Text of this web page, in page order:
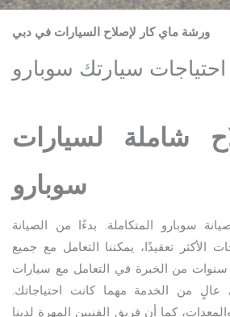
ورشة ماي كار لإصلاح السيارات في دبي
سيارتك سوبارو
شاملة لسيارات
سوبارو
سوبارو المتكاملة. بدءًا من الصيانة
الأكثر تعقيدًا، يمكننا التعامل مع جميع
سنوات من الخبرة في التعامل مع سيارات
عالٍ من الخدمة مهما كانت احتياجاتك.
كما أن فريق الفنيين المهرة لدينا